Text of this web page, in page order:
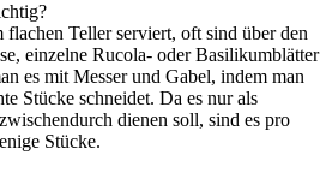
Teller serviert, oft sind über den
einzelne Rucola- oder Basilikumblätter
es mit Messer und Gabel, indem man
Stücke schneidet. Da es nur als
dienen soll, sind es pro
Stücke.